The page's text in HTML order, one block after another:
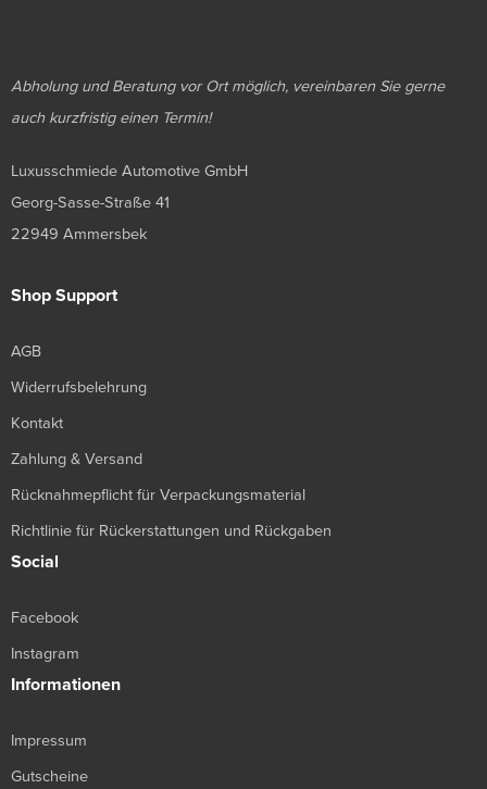
Abholung und Beratung vor Ort möglich, vereinbaren Sie gerne
auch kurzfristig einen Termin!
Luxusschmiede Automotive GmbH
Georg-Sasse-Straße 41
22949 Ammersbek
Shop Support
AGB
Widerrufsbelehrung
Kontakt
Zahlung & Versand
Rücknahmepflicht für Verpackungsmaterial
Richtlinie für Rückerstattungen und Rückgaben
Social
Facebook
Instagram
Informationen
Impressum
Gutscheine